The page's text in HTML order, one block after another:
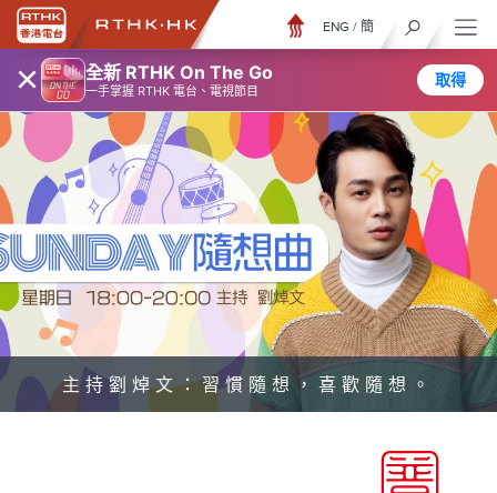
× 全新 RTHK On The Go
一手掌握 RTHK 電台、電視節目
取得
ENG / 簡
主持劉焯文：習慣隨想，喜歡隨想。